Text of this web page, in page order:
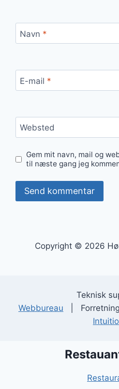
Navn *
E-mail *
Websted
Gem mit navn, mail og
til næste gang jeg
Copyright © 2026
Teknisk
Webbureau |